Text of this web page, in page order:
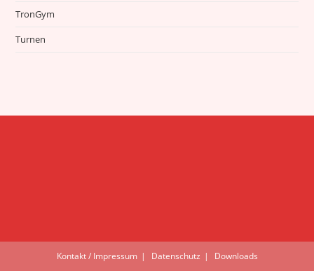
TronGym
Turnen
Kontakt / Impressum Datenschutz Downloads